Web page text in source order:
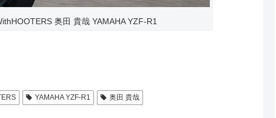
奥田 貴哉 YAMAHA YZF-R1
YAMAHA YZF-R1 奥田 貴哉